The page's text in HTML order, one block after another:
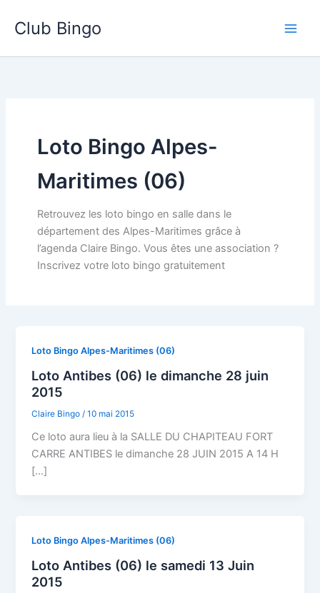
Club Bingo
Loto Bingo Alpes-
Maritimes (06)
Retrouvez les loto bingo en salle dans le
département des Alpes-Maritimes grâce à
l’agenda Claire Bingo. Vous êtes une association ?
Inscrivez votre loto bingo gratuitement
Loto Bingo Alpes-Maritimes (06)
Loto Antibes (06) le dimanche 28 juin
2015
Claire Bingo /10 mai 2015
Ce loto aura lieu à la SALLE DU CHAPITEAU FORT
CARRE ANTIBES le dimanche 28 JUIN 2015 A 14 H
[…]
Loto Bingo Alpes-Maritimes (06)
Loto Antibes (06) le samedi 13 Juin
2015